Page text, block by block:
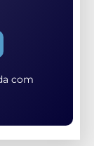
com